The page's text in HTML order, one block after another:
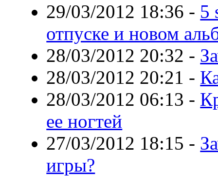
29/03/2012 18:36 - 5
отпуске и новом
28/03/2012 20:32 -
28/03/2012 20:21 -
28/03/2012 06:13 -
ее ногтей
27/03/2012 18:15 -
игры?